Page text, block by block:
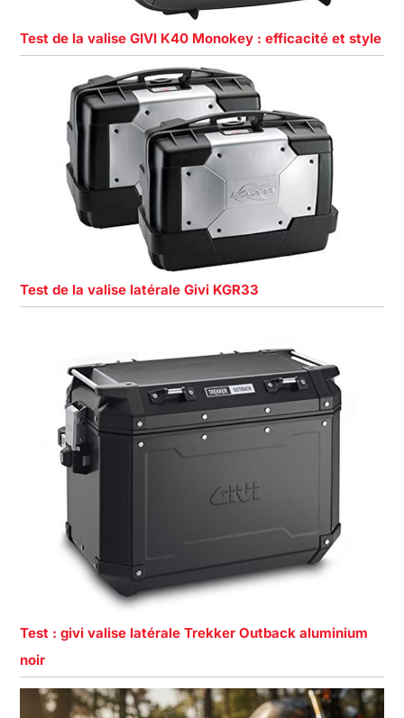
Test de la valise GIVI K40 Monokey : efficacité et style
Test de la valise latérale Givi KGR33
Test : givi valise latérale Trekker Outback aluminium
noir